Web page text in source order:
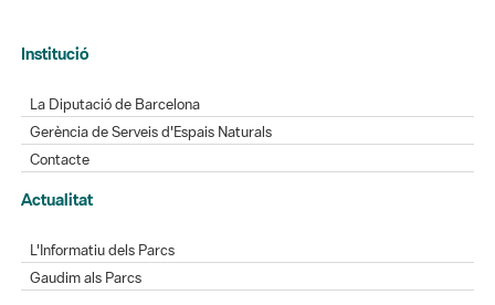
Institució
La Diputació de Barcelona
Gerència de Serveis d'Espais Naturals
Contacte
Actualitat
L'Informatiu dels Parcs
Gaudim als Parcs